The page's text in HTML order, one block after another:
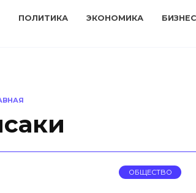
ПОЛИТИКА ЭКОНОМИКА БИЗНЕС
ОБЩЕСТВО